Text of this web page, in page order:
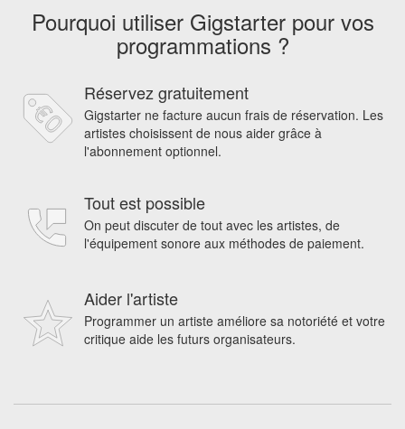
Pourquoi utiliser Gigstarter pour vos
programmations ?
Réservez gratuitement
Gigstarter ne facture aucun frais de réservation. Les
artistes choisissent de nous aider grâce à
l'abonnement optionnel.
Tout est possible
On peut discuter de tout avec les artistes, de
l'équipement sonore aux méthodes de paiement.
Aider l'artiste
Programmer un artiste améliore sa notoriété et votre
critique aide les futurs organisateurs.